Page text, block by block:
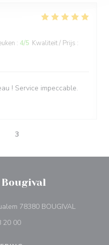
: 4/5 Kwaliteit / Prijs :
! Service impeccable.
3
Bougival
78380 BOUGIVAL((opent in
20 00